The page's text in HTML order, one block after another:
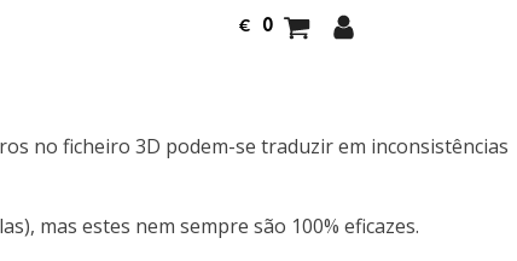
€ 0
no ficheiro 3D podem-se traduzir em inconsistências
mas estes nem sempre são 100% eficazes.